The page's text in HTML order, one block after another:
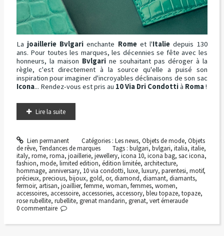
La joaillerie Bvlgari enchante Romeet l'Italie depuis 130
ans. Pour toutes les marques, les décennies se fête avec les
honneurs, la maison Bvlgarine souhaitant pas déroger à la
règle, c'est directement à la source qu'elle a puisé son
inspiration pour imaginer d'incroyables déclinaisons de son sac
Icona... Rendez-vous est pris au 10 Via Dri Condottià Roma!
Lire la suite
Lien permanent Catégories : Les news, Objets de mode, Objets
de rêve, Tendances de marques Tags :bulgari,bvlgari,italia,italie,
italy, rome, roma, joaillerie, jewellery, icona 10, icona bag, sac icona,
fashion, mode, limited edition, édition limitée, architecture,
hommage, anniversary, 10 via condotti, luxe, luxury, parentesi, motif,
précieux, precious, bijoux, gold, or, diamond, diamant, diamants,
fermoir, artisan, joaillier, femme, woman, femmes, women,
accessoires, accessoire, accessories, accessory, bleu topaze, topaze,
rose rubellite, rubellite, grenat mandarin, grenat, vert émeraude
0 commentaire